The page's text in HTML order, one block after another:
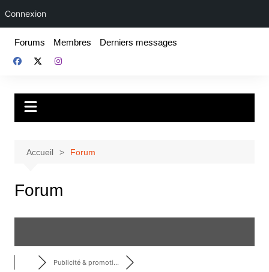
Connexion
contenu
Forums Membres Derniers messages
Fake For Real
Accueil Forum
Forum
Publicité & promoti...